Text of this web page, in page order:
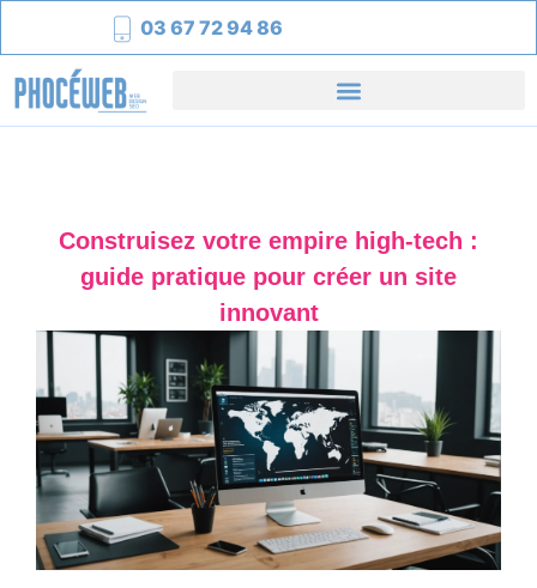
03 67 72 94 86
Construisez votre empire high-tech :
guide pratique pour créer un site
innovant